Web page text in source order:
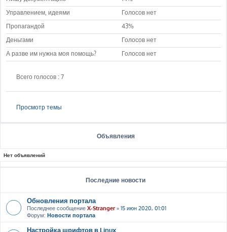
Управлением, идеями
Голосов нет
Пропагандой
43%
Деньгами
Голосов нет
А разве им нужна моя помощь?
Голосов нет
Всего голосов : 7
Просмотр темы
Объявления
Нет объявлений
Последние новости
Обновления портала
Последнее сообщение X-Stranger» 15 июн 2020, 01:01
Форум: Новости портала
Настройка шрифтов в Linux